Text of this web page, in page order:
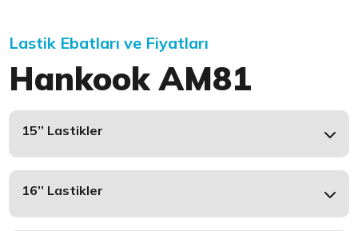
Lastik Ebatları ve Fiyatları
Hankook AM81
15’’ Lastikler
16’’ Lastikler